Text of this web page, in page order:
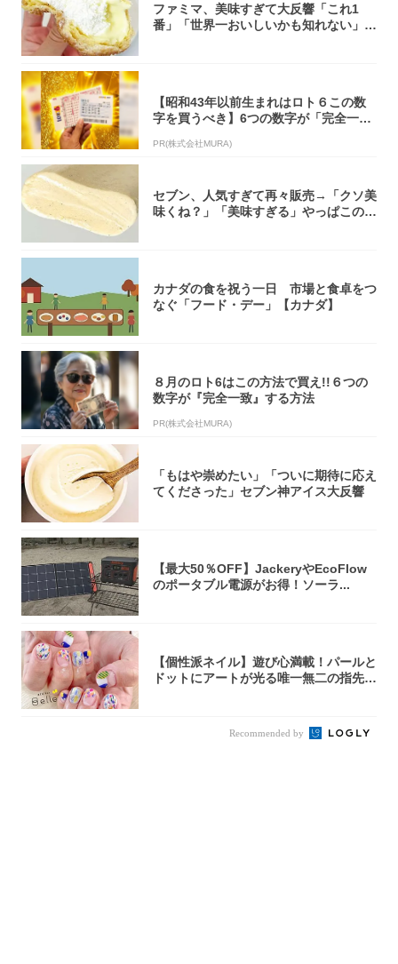
ファミマ、美味すぎて大反響「これ1
番」「世界一おいしいかも知れない」
【昭和43年以前生まれはロト６この数
字を買うべき】6つの数字が「完全一
PR(株式会社MURA)
セブン、人気すぎて再々販売→「クソ美
味くね？」「美味すぎる」やっぱこのク
カナダの食を祝う一日 市場と食卓をつ
なぐ「フード・デー」【カナダ】
８月のロト6はこの方法で買え!!６つの
数字が『完全一致』する方法
PR(株式会社MURA)
「もはや崇めたい」「ついに期待に応え
てくださった」セブン神アイス大反響
【最大50％OFF】JackeryやEcoFlow
のポータブル電源がお得！ソーラ...
【個性派ネイル】遊び心満載！パールと
ドットにアートが光る唯一無二の指先が
Recommended by